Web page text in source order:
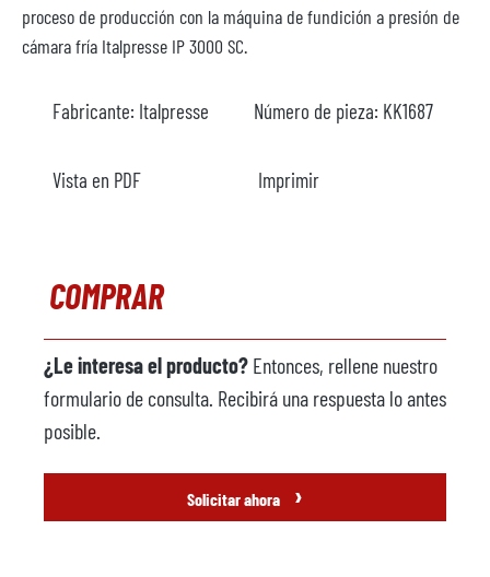
proceso de producción con la máquina de fundición a presión de
cámara fría Italpresse IP 3000 SC.
Fabricante: Italpresse Número de pieza: KK1687
Vista en PDF Imprimir
COMPRAR
¿Le interesa el producto? Entonces, rellene nuestro
formulario de consulta. Recibirá una respuesta lo antes
posible.
Solicitar ahora ›